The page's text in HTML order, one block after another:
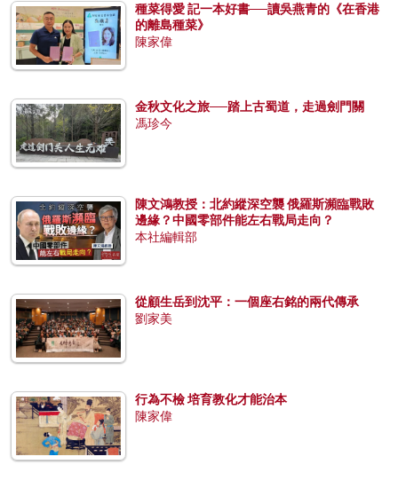
種菜得愛 記一本好書──讀吳燕青的《在香港
的離島種菜》
陳家偉
金秋文化之旅──踏上古蜀道，走過劍門關
馮珍今
陳文鴻教授：北約縱深空襲 俄羅斯瀕臨戰敗
邊緣？中國零部件能左右戰局走向？
本社編輯部
從顧生岳到沈平：一個座右銘的兩代傳承
劉家美
行為不檢 培育教化才能治本
陳家偉